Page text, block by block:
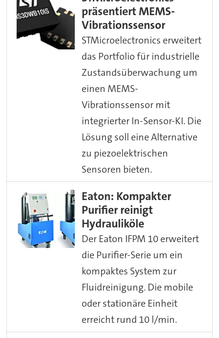
präsentiert MEMS-
Vibrationssensor
STMicroelectronics erweitert
das Portfolio für industrielle
Zustandsüberwachung um
einen MEMS-
Vibrationssensor mit
integrierter In-Sensor-KI. Die
Lösung soll eine Alternative
zu piezoelektrischen
Sensoren bieten.
Eaton: Kompakter
Purifier reinigt
Hydrauliköle
Der Eaton IFPM 10 erweitert
die Purifier-Serie um ein
kompaktes System zur
Fluidreinigung. Die mobile
oder stationäre Einheit
erreicht rund 10 l/min.